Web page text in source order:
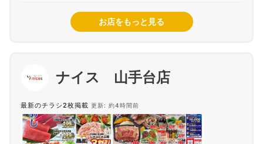
お店をもっと見る
ナイス 山手台店
最新のチラシ2枚掲載 更新: 約4時間前